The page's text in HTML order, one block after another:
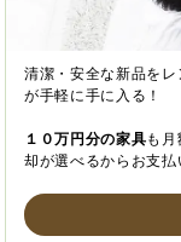
清潔・安全な新品を
が手軽に手に入る！
１０万円分の家具も月
却が選べるからお支払